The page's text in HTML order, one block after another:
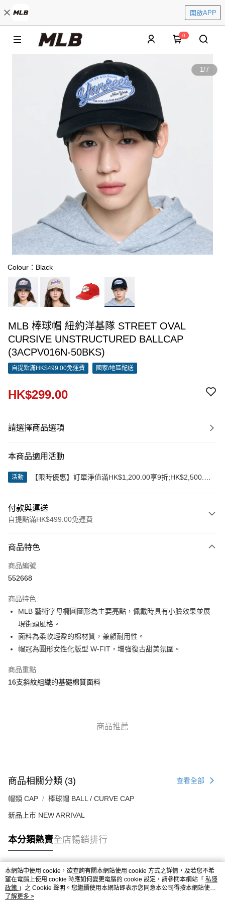
開啟APP
0
1/7
Colour：Black
MLB 棒球帽 紐約洋基隊 STREET OVAL
CURSIVE UNSTRUCTURED BALLCAP
(3ACPV016N-50BKS)
自提點滿HK$499.00免運費 國家/地區配送
HK$299.00
請選擇商品選項
本商品適用活動
活動
【限時優惠】訂單淨值滿HK$1,200.00享9折;HK$2,500.00
付款與運送
自提點滿HK$499.00免運費
信用卡
Apple Pay
AlipayHK
WeChat Pay
送貨方式
付款後順豐站及營業點
每筆HK$50.00，滿HK$499.00或以上免運費
商品特色
商品編號
552668
商品特色
MLB 藝術字母橢圓圖形為主要亮點，佩戴時具有小臉效果並展
現街頭風格。
面料為柔軟輕盈的棉材質，兼顧耐用性。
帽冠為圓形女性化版型 W-FIT，增強復古甜美氛圍。
商品重點
16支斜紋組織的基礎棉質面料
商品推薦
商品相關分類 (3) 查看全部
帽類 CAP 棒球帽 BALL / CURVE CAP
新品上市 NEW ARRIVAL
本分類熱賣全店暢銷排行
熱門標籤
本網站中使用 cookie，欲查詢有關本網站使用 cookie 方式之詳情，及若您不希
望在電腦上使用 cookie 時應如何變更電腦的 cookie 設定，請參閱本網站「 私隱
政策 」之 Cookie 聲明。您繼續使用本網站即表示您同意本公司得按本網站使用
條款之 Cookie 聲明使用 cookie。
了解更多 >